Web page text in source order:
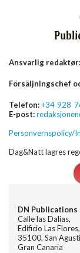
Ansvarlig redaktør:
Försäljningschef
Telefon:+34 928
E-post:
Personvernspolicy/
Dag&Natt lagres
DN Publications
Calle las Dalias,
Edificio Las
35100, San
Gran Canaria